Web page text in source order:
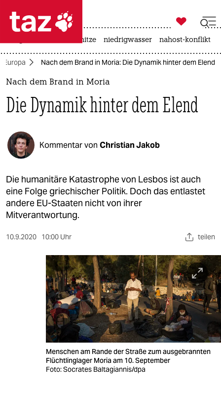
 taz zahl ich
taz zahl ich
politik
öko
gesellschaft
kultur
sport
wahrheit
veranstaltungen
fragen & hilfe

taz zahl ich
hitze niedrigwasser nahost-konflikt
Europa Nach dem Brand in Moria: Die Dynamik hinter dem Elend
Nach dem Brand in Moria
Die Dynamik hinter dem Elend
Kommentar von Christian Jakob
Die humanitäre Katastrophe von Lesbos ist auch
eine Folge griechischer Politik. Doch das entlastet
andere EU-Staaten nicht von ihrer
Mitverantwortung.
10.9.2020 10:00 Uhr teilen
Menschen am Rande der Straße zum ausgebrannten
Flüchtlinglager Moria am 10. September
Foto: Socrates Baltagiannis/dpa